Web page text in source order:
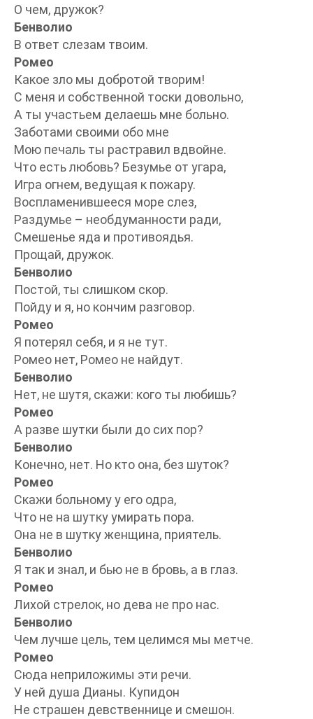
О чем, дружок?
Бенволио
В ответ слезам твоим.
Ромео
Какое зло мы добротой творим!
С меня и собственной тоски довольно,
А ты участьем делаешь мне больно.
Заботами своими обо мне
Мою печаль ты растравил вдвойне.
Что есть любовь? Безумье от угара,
Игра огнем, ведущая к пожару.
Воспламенившееся море слез,
Раздумье – необдуманности ради,
Смешенье яда и противоядья.
Прощай, дружок.
Бенволио
Постой, ты слишком скор.
Пойду и я, но кончим разговор.
Ромео
Я потерял себя, и я не тут.
Ромео нет, Ромео не найдут.
Бенволио
Нет, не шутя, скажи: кого ты любишь?
Ромео
А разве шутки были до сих пор?
Бенволио
Конечно, нет. Но кто она, без шуток?
Ромео
Скажи больному у его одра,
Что не на шутку умирать пора.
Она не в шутку женщина, приятель.
Бенволио
Я так и знал, и бью не в бровь, а в глаз.
Ромео
Лихой стрелок, но дева не про нас.
Бенволио
Чем лучше цель, тем целимся мы метче.
Ромео
Сюда неприложимы эти речи.
У ней душа Дианы. Купидон
Не страшен девственнице и смешон.